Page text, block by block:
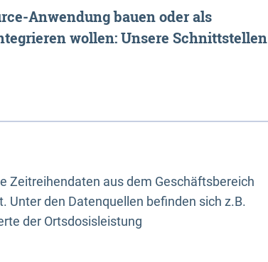
Anwendung bauen oder als
wollen: Unsere Schnittstellen
Zeitreihendaten aus dem Geschäftsbereich
den Datenquellen befinden sich z.B.
der Ortsdosisleistung